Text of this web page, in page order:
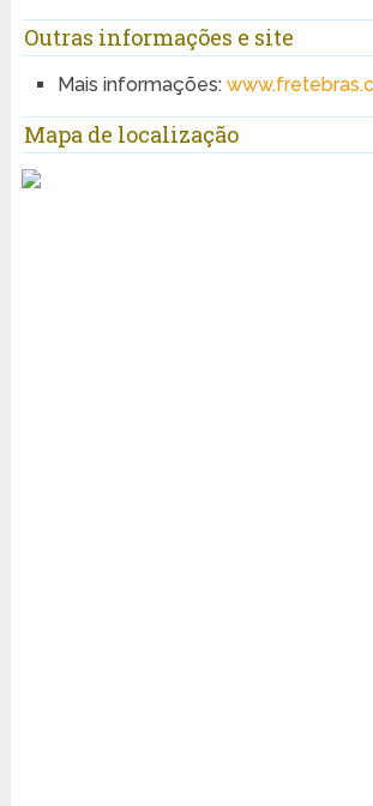
Outras informações e site
Mais informações:
Mapa de localização